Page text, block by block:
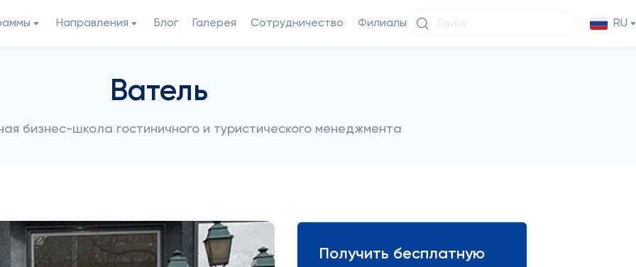
Направления Блог Галерея Сотрудничество Филиалы RU
Ватель
бизнес-школа гостиничного и туристического менеджмента
Получить бесплатную